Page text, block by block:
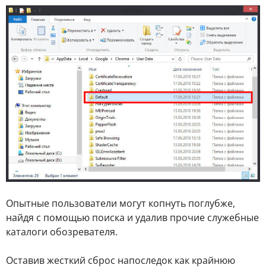
Опытные пользователи могут копнуть поглубже,
найдя с помощью поиска и удалив прочие служебные
каталоги обозревателя.
Оставив жесткий сброс напоследок как крайнюю